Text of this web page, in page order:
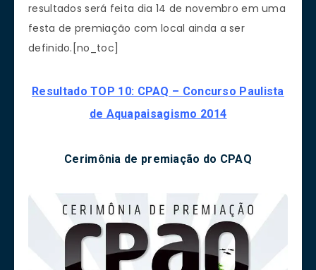
resultados será feita dia 14 de novembro em uma
festa de premiação com local ainda a ser
definido.[no_toc]
Resultado TOP 10: CPAQ – Concurso Paulista
de Aquapaisagismo 2014
Cerimônia de premiação do CPAQ